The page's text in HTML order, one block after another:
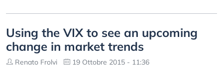
Using the VIX to see an upcoming
change in market trends
Renato Frolvi 19 Ottobre 2015 - 11:36